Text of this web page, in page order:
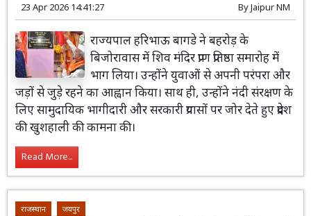
23 Apr 2026 14:41:27 ByJaipur NM
राज्यपाल हरिभाऊ बागडे ने बहरोड़ के
बिजोरावास में शिव मंदिर प्राण प्रतिष्ठा समारोह में
भाग लिया। उन्होंने युवाओं से अपनी परंपरा और
जड़ों से जुड़े रहने का आह्वान किया। साथ ही, उन्होंने नंदी संरक्षण के
लिए सामुदायिक भागीदारी और सरकारी प्रयासों पर जोर देते हुए प्रदेश
की खुशहाली की कामना की।
Read More...
राजस्थान जयपुर